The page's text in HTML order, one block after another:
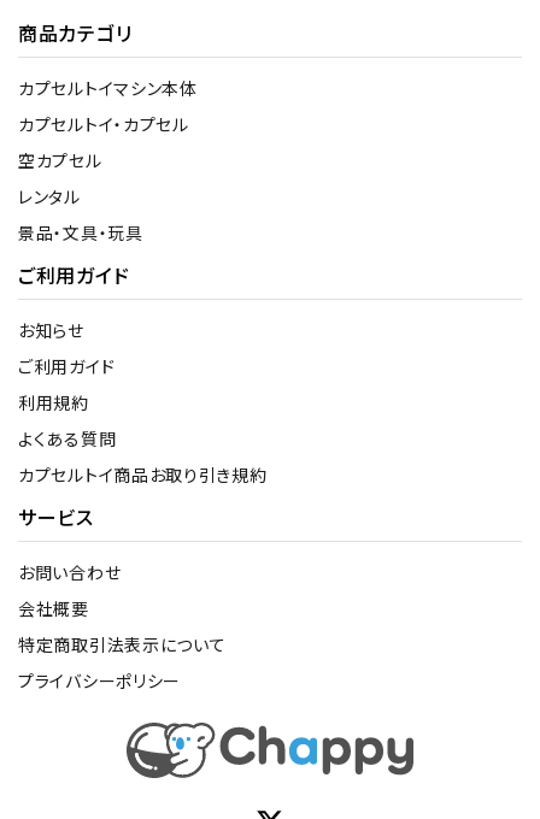
商品カテゴリ
カプセルトイマシン本体
カプセルトイ・カプセル
空カプセル
レンタル
景品・文具・玩具
ご利用ガイド
お知らせ
ご利用ガイド
利用規約
よくある質問
カプセルトイ商品お取り引き規約
サービス
お問い合わせ
会社概要
特定商取引法表示について
プライバシーポリシー